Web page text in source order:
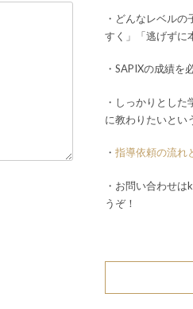
・どんなレベル
すく」「逃げずに
・SAPIXの成績を
・しっかりとし
に教わりたいとい
・ 指導依頼の流れ
・お問い合わせ
うぞ！